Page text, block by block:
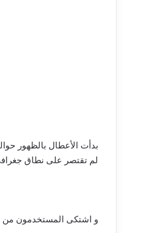
بدأت الأعطال بالظهور
لم تقتصر على نطاق
و اشتكى المستخدمون من